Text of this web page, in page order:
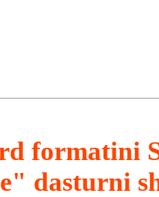
formatini
dasturni